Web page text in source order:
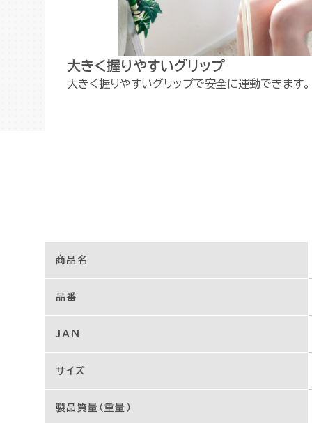
大きく握りやすいグリップ
大きく握りやすいグリップで安全に運動できます。
商品名
品番
JAN
サイズ
製品質量（重量）